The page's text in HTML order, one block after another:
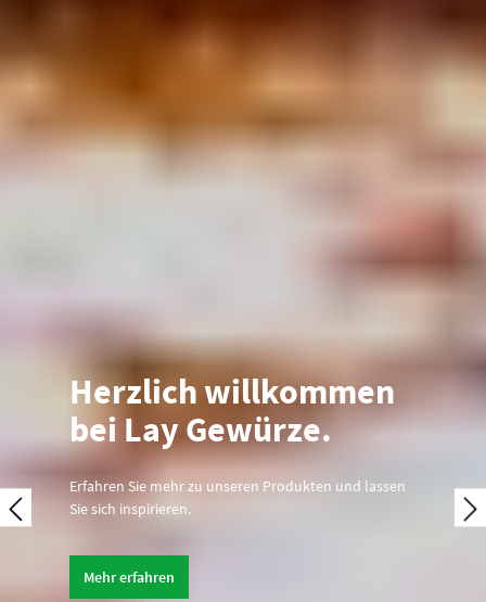
Herzlich willkommen
bei Lay Gewürze.
Erfahren Sie mehr zu unseren Produkten und lassen
Sie sich inspirieren.
Mehr erfahren